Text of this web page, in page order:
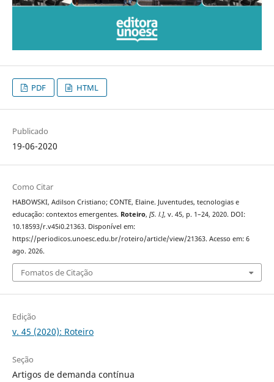
PDF HTML
Publicado
19-06-2020
Como Citar
HABOWSKI, Adilson Cristiano; CONTE, Elaine. Juventudes, tecnologias e
educação: contextos emergentes. Roteiro, [S. l.], v. 45, p. 1–24, 2020. DOI:
10.18593/r.v45i0.21363. Disponível em:
https://periodicos.unoesc.edu.br/roteiro/article/view/21363. Acesso em: 6
ago. 2026.
Fomatos de Citação
Edição
v. 45 (2020): Roteiro
Seção
Artigos de demanda contínua